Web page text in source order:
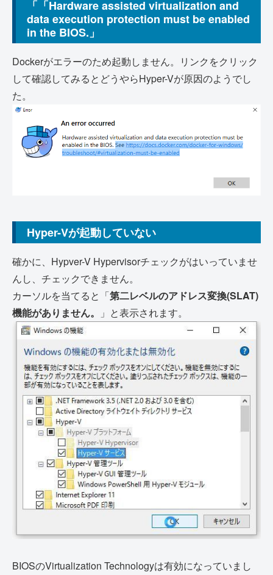
「「Hardware assisted virtualization and
data execution protection must be enabled
in the BIOS.」
Dockerがエラーのため起動しません。リンクをクリック
して確認してみるとどうやらHyper-Vが原因のようでし
た。
Hyper-Vが起動していない
確かに、Hypver-V Hypervisorチェックがはいっていませ
んし、チェックできません。
カーソルを当てると「第二レベルのアドレス変換(SLAT)
機能がありません。
」と表示されます。
BIOSのVirtualization Technologyは有効になっていまし